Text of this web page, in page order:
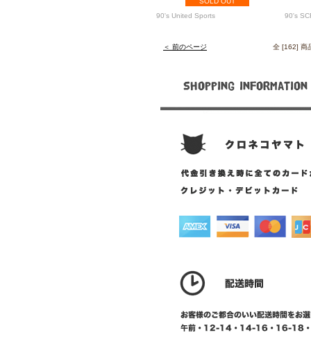
90's United Sports
90's
＜ 前のページ 全 [162] 商